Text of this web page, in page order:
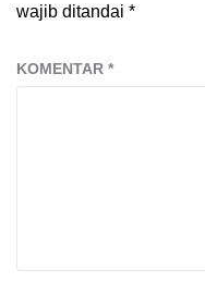
wajib ditandai *
KOMENTAR *